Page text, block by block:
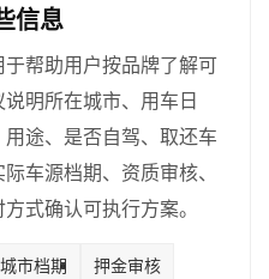
信息
帮助用户按品牌了解可
明所在城市、用车日
途、是否自驾、取还车
车源档期、资质审核、
式确认可执行方案。
城市档期
押金审核